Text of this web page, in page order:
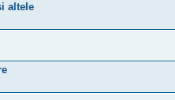
altele